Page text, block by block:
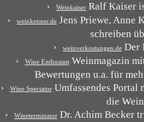
Weinkaiser Ralf Kaiser
weinkenner.de Jens Priewe, Anne
schreiben
weinverkostungen.de Der
Wine EnthusiastWeinmagazin
Bewertungen u.a. für
Wine SpectatorUmfassendes Portal
die
WineterminatorDr. Achim Becker